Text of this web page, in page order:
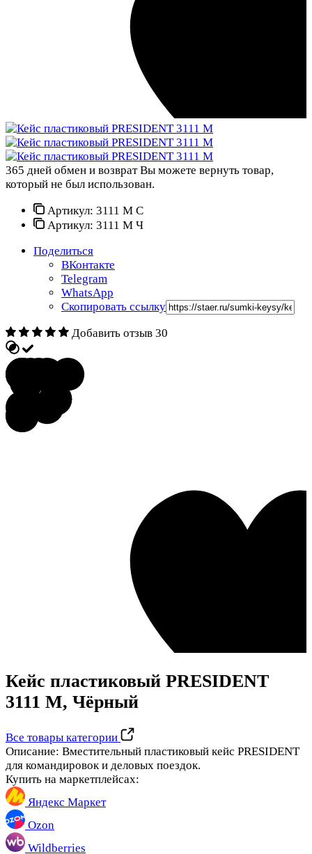
365 дней обмен и возвратВы можете вернуть товар,
который не был использован.
Артикул: 3111 М С
Артикул: 3111 М Ч
Поделиться
ВКонтакте
Telegram
WhatsApp
Скопировать ссылку
Добавить отзыв 30
Кейс пластиковый PRESIDENT
3111 М, Чёрный
Все товары категории
Описание: Вместительный пластиковый кейс PRESIDENT​
для командировок и деловых поездок.
Купить на маркетплейсах:
Яндекс Маркет
Ozon
Wildberries